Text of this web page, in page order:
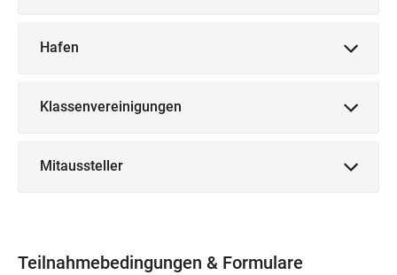
Hafen
Klassenvereinigungen
Mitaussteller
Teilnahmebedingungen & Formulare